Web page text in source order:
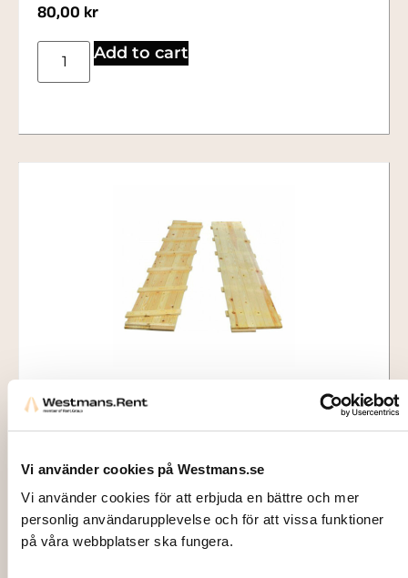
Vi använder cookies på Westmans.se
Vi använder cookies för att erbjuda en bättre och mer
personlig användarupplevelse och för att vissa funktioner
på våra webbplatser ska fungera.
80,00 kr
Add to cart
FLOORING, Wood, incl. installation (per
sqm)
120,00kr
Add to cart